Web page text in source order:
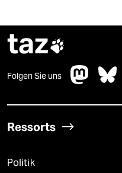
taz
Folgen Sie uns
Ressorts
Politik